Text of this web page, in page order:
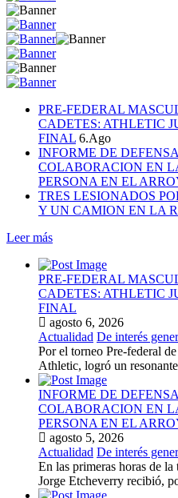
PRE-FEDERAL
CADETES: ATHLETIC
FINAL 6.Ago
INFORME DE
COLABORACION EN
PERSONA EN EL
TRES LESIONADOS
Y UN CAMION EN LA
Leer más
PRE-FEDERAL
CADETES: ATHLETIC
FINAL
agosto 6, 2026
Actualidad De interés
Por el torneo Pre-federal
Athletic, logró un
INFORME DE
COLABORACION EN
PERSONA EN EL
agosto 5, 2026
Actualidad De interés
En las primeras horas de
Jorge Etcheverry recibió,